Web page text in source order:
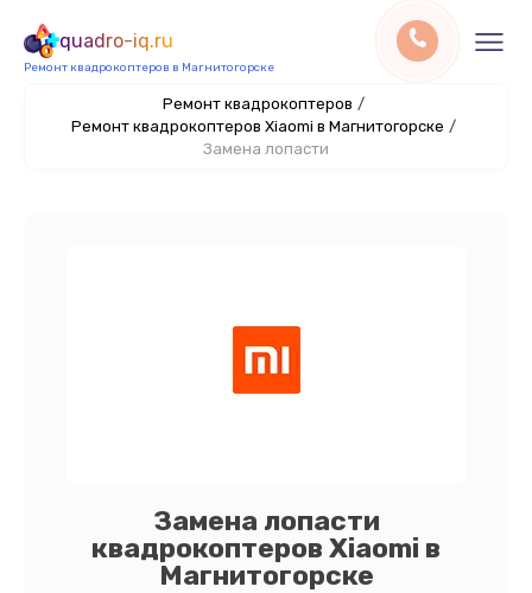
quadro-iq.ru
Ремонт квадрокоптеров в Магнитогорске
Ремонт квадрокоптеров /
Ремонт квадрокоптеров Xiaomi в Магнитогорске /
Замена лопасти
Замена лопасти
квадрокоптеров Xiaomi в
Магнитогорске